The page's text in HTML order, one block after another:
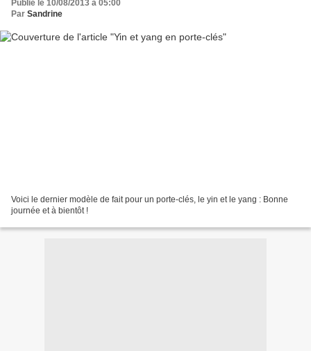
Publié le 10/08/2013 à 05:00
Par Sandrine
Voici le dernier modèle de fait pour un porte-clés, le yin et le yang : Bonne
journée et à bientôt !